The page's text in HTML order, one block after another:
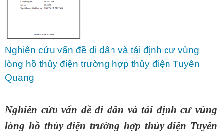
Nghiên cứu vấn đề di dân và tái định cư vùng
lòng hồ thủy điện trường hợp thủy điện Tuyên
Quang
Nghiên cứu vấn đề di dân và tái định cư vùng
lòng hồ thủy điện trường hợp thủy điện Tuyên